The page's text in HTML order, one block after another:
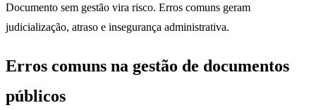
Documento sem gestão vira risco. Erros comuns geram
judicialização, atraso e insegurança administrativa.
Erros comuns na gestão de documentos
públicos